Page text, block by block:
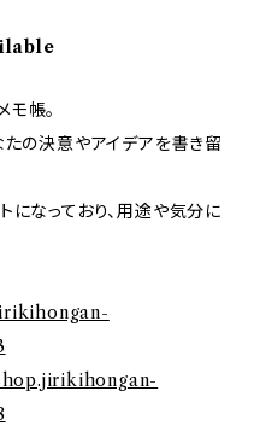
帳。
たの決意やアイデアを書き留
になっており、用途や気分に